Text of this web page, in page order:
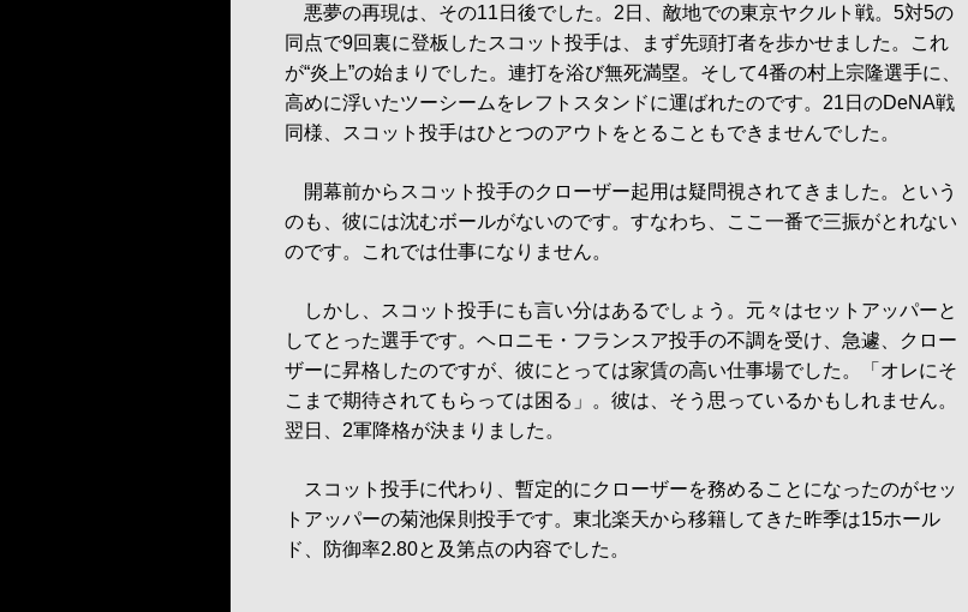
悪夢の再現は、その11日後でした。2日、敵地での東京ヤクルト戦。5対5の
同点で9回裏に登板したスコット投手は、まず先頭打者を歩かせました。これ
が“炎上”の始まりでした。連打を浴び無死満塁。そして4番の村上宗隆選手に、
高めに浮いたツーシームをレフトスタンドに運ばれたのです。21日のDeNA戦
同様、スコット投手はひとつのアウトをとることもできませんでした。
開幕前からスコット投手のクローザー起用は疑問視されてきました。という
のも、彼には沈むボールがないのです。すなわち、ここ一番で三振がとれない
のです。これでは仕事になりません。
しかし、スコット投手にも言い分はあるでしょう。元々はセットアッパーと
してとった選手です。ヘロニモ・フランスア投手の不調を受け、急遽、クロー
ザーに昇格したのですが、彼にとっては家賃の高い仕事場でした。「オレにそ
こまで期待されてもらっては困る」。彼は、そう思っているかもしれません。
翌日、2軍降格が決まりました。
スコット投手に代わり、暫定的にクローザーを務めることになったのがセッ
トアッパーの菊池保則投手です。東北楽天から移籍してきた昨季は15ホール
ド、防御率2.80と及第点の内容でした。